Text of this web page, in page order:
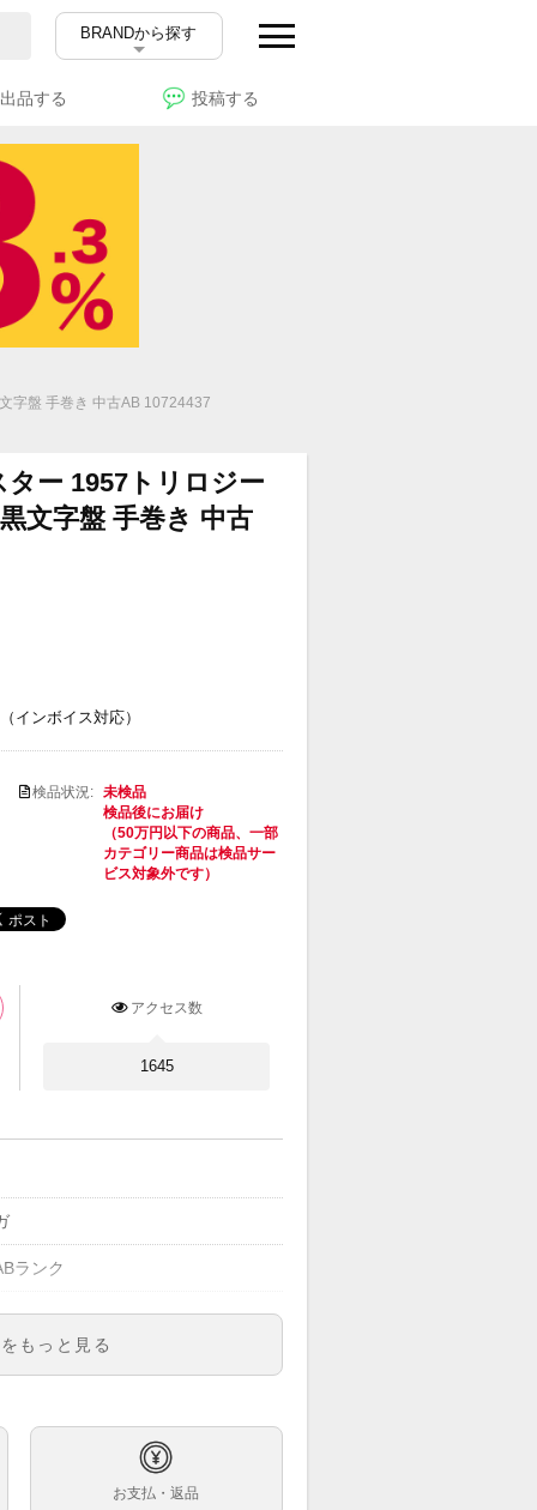
BRANDから探す
出品する 投稿する
字盤 手巻き 中古AB 10724437
ー 1957トリロジー
文字盤 手巻き 中古
（インボイス対応）
検品状況: 未検品
検品後にお届け
（50万円以下の商品、一部
カテゴリー商品は検品サー
ビス対象外です）
アクセス数
1645
ランク
もっと見る
お支払・返品